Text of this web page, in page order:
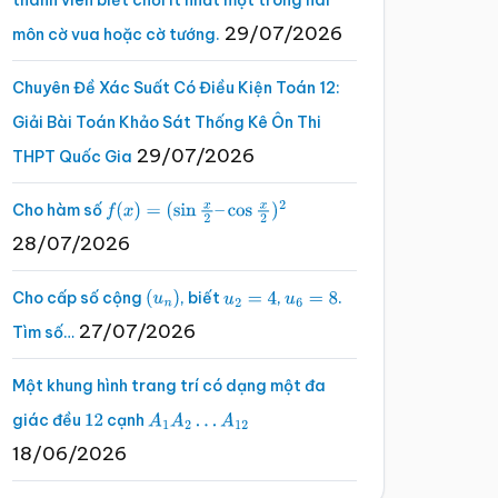
môn cờ vua hoặc cờ tướng. 29/07/2026
Chuyên Đề Xác Suất Có Điều Kiện Toán 12:
Giải Bài Toán Khảo Sát Thống Kê Ôn Thi
THPT Quốc Gia 29/07/2026
Cho hàm số f(x)=(sinx2 –cosx2 )2
28/07/2026
Cho cấp số cộng (un), biếtu2 =4 , u6 =8
.
Tìm số… 27/07/2026
Một khung hình trang trí có dạng một đa
giác đều 12 cạnh A1A2…A 12
18/06/2026